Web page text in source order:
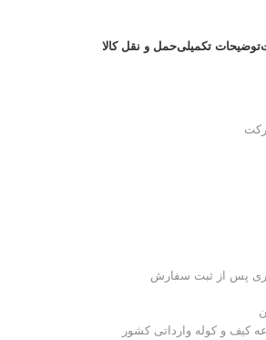
توضیحات تکمیلیحمل و نقل کالا
کیف و کوله وارداتی کشور